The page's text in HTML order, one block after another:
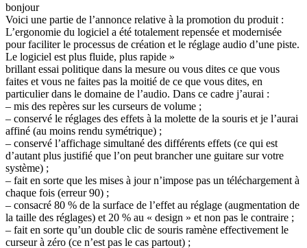
bonjour
Voici une partie de l’annonce relative à la promotion du produit :
L’ergonomie du logiciel a été totalement repensée et modernisée
pour faciliter le processus de création et le réglage audio d’une piste.
Le logiciel est plus fluide, plus rapide »
brillant essai politique dans la mesure ou vous dites ce que vous
faites et vous ne faites pas la moitié de ce que vous dites, en
particulier dans le domaine de l’audio. Dans ce cadre j’aurai :
– mis des repères sur les curseurs de volume ;
– conservé le réglages des effets à la molette de la souris et je l’aurai
affiné (au moins rendu symétrique) ;
– conservé l’affichage simultané des différents effets (ce qui est
d’autant plus justifié que l’on peut brancher une guitare sur votre
système) ;
– fait en sorte que les mises à jour n’impose pas un téléchargement à
chaque fois (erreur 90) ;
– consacré 80 % de la surface de l’effet au réglage (augmentation de
la taille des réglages) et 20 % au « design » et non pas le contraire ;
– fait en sorte qu’un double clic de souris ramène effectivement le
curseur à zéro (ce n’est pas le cas partout) ;